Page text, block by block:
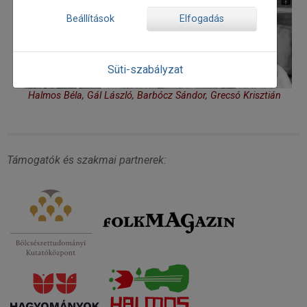
Halmos Béla, Gál László, Barbócz Sándor, Grecsó Krisztián
Támogatók és szakmai partnerek:
Beállítások Elfogadás
Süti-szabályzat